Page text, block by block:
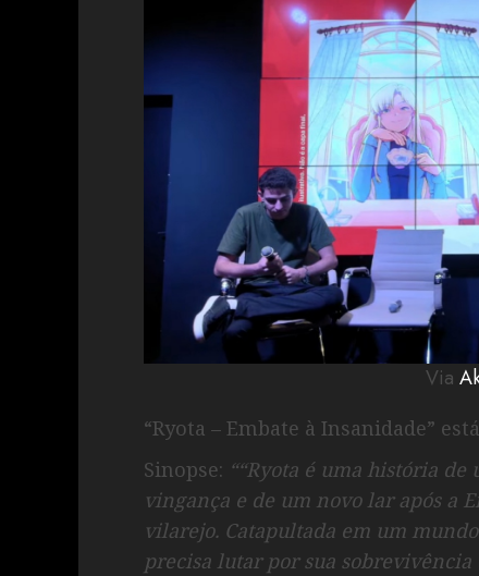
Via
“Ryota – Embate à Insanidade”
Sinopse: ““Ryota é uma história de
vingança e de um novo lar após a
vilarejo. Catapultada em um
precisa lutar por sua